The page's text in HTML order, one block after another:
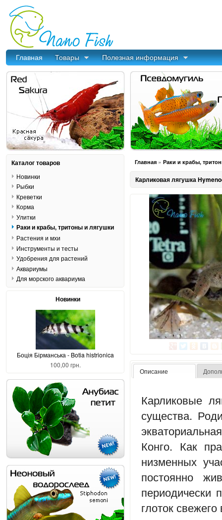
Главная Товары Полезная информация
Главная » Раки и крабы,
Карликовая лягушка
Описание
Карликовые
существа.
Конго. Как
низменных
постоянно
периодически
глоток свежего
Каталог товаров
Новинки
Рыбки
Креветки
Корма
Улитки
Раки и крабы, тритоны и лягушки
Растения и мхи
Инструменты и тесты
Удобрения для растений
Аквариумы
Для морского аквариума
Новинки
Боція Бірманська - Botia histrionica
100,00 грн.